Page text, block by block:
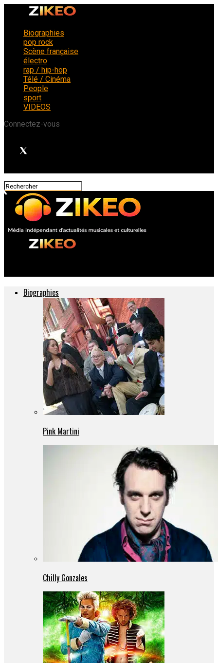
Biographies
pop rock
Scène française
électro
rap / hip-hop
Télé / Cinéma
People
sport
VIDEOS
Connectez-vous
Biographies
Pink Martini
Chilly Gonzales